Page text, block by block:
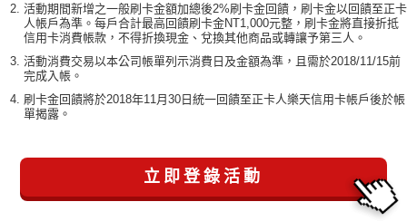
活動期間新增之一般刷卡金額加總後2%刷卡金回饋，刷卡金以回饋至正卡
人帳戶為準。每戶合計最高回饋刷卡金NT1,000元整，刷卡金將直接折抵
信用卡消費帳款，不得折換現金、兌換其他商品或轉讓予第三人。
活動消費交易以本公司帳單列示消費日及金額為準，且需於2018/11/15前
完成入帳。
刷卡金回饋將於2018年11月30日統一回饋至正卡人樂天信用卡帳戶後於帳
單揭露。
立即登錄活動